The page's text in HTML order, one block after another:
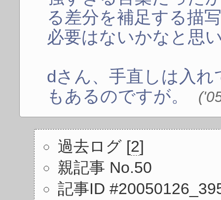
る差分を補足する描
必要はないかなと思
dさん、手直しは入
もあるのですが。
過去ログ [2]
親記事 No.50
記事ID